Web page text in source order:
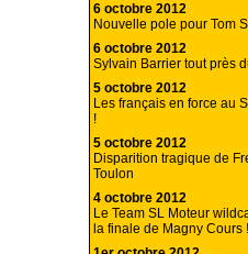
6 octobre 2012
Nouvelle pole pour Tom
6 octobre 2012
Sylvain Barrier tout près
5 octobre 2012
Les français en force au
!
5 octobre 2012
Disparition tragique de
Toulon
4 octobre 2012
Le Team SL Moteur
la finale de Magny Cours